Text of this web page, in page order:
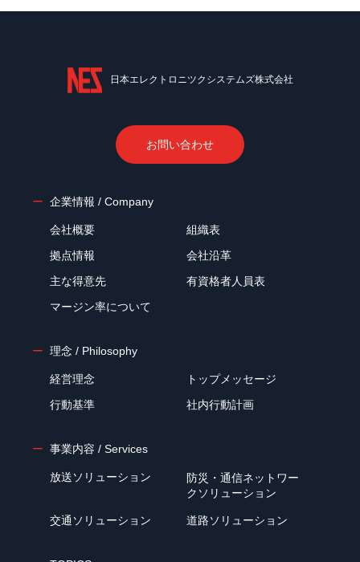
日本エレクトロニツクシステムズ株式会社
お問い合わせ
企業情報 / Company
会社概要
組織表
拠点情報
会社沿革
主な得意先
有資格者人員表
マージン率について
理念 / Philosophy
経営理念
トップメッセージ
行動基準
社内行動計画
事業内容 / Services
放送ソリューション
防災・通信ネットワー
クソリューション
交通ソリューション 道路ソリューション